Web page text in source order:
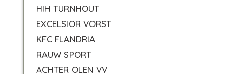
HIH TURNHOUT
EXCELSIOR VORST
KFC FLANDRIA
RAUW SPORT
ACHTER OLEN VV